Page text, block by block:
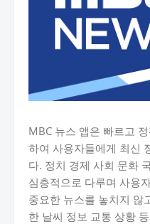
MBC 뉴스 앱은 빠르고
하여 사용자들에게 최신
다. 정치 경제 사회 문화
심층적으로 다루며 사용
중요한 뉴스를 놓치지 않
한 날씨 정보 교통 상황